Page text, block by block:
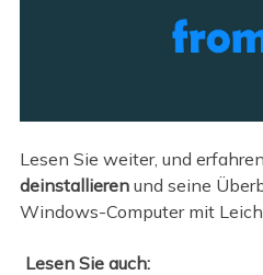
Lesen Sie weiter, und
deinstallierenund seine
Windows-Computer mit
Lesen Sie auch: